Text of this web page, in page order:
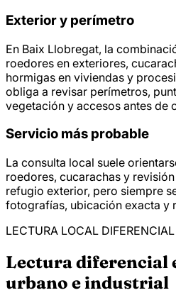
Exterior y perímetro
En Baix Llobregat, la
roedores en exteriores,
hormigas en viviendas y
obliga a revisar perímetros,
vegetación y accesos antes de
Servicio más probable
La consulta local suele
roedores, cucarachas y
refugio exterior, pero siempre
fotografías, ubicación exacta y
LECTURA LOCAL DIFERENCIAL
Lectura diferencial
urbano e industrial